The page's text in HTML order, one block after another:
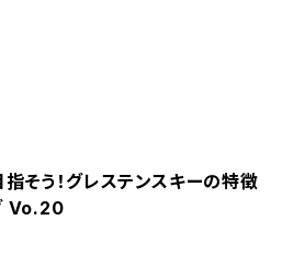
そう！グレステンスキーの特徴
Vo.20